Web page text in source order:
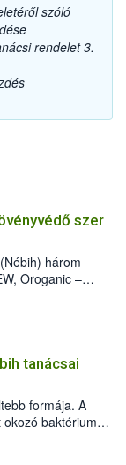
szóló
rendelet 3.
szer
három
Oroganic –
követően,
elleni további
kiskerti
is
tanácsai
formája. A
baktériumok
sütögetés
szól: legalább